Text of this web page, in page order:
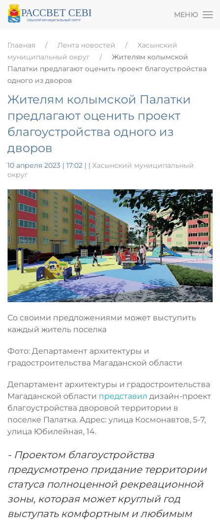
МЕНЮ
Главная Лента новостей
Хасынский
муниципальный округ
Жителям колымской
Палатки предлагают оценить проект благоустройства
одного из дворов
Жителям колымской Палатки
предлагают оценить проект
благоустройства одного из
дворов
10 апреля 2023 | 17:02 | | Хасынский муниципальный
округ
Со своими предложениями может выступить
каждый житель поселка
Фото: Департамент архитектуры и
градостроительства Магаданской области
Департамент архитектуры и градостроительства
Магаданской области представил дизайн-проект
благоустройства дворовой территории в
поселке Палатка. Адрес: улица Космонавтов, 5-7,
улица Юбилейная, 14.
- Проектом благоустройства
предусмотрено придание территории
статуса полноценной рекреационной
зоны, которая может круглый год
выступать комфортным и любимым